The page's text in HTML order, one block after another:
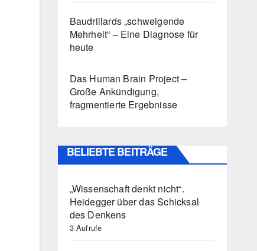
Baudrillards „schweigende
Mehrheit“ – Eine Diagnose für
heute
Das Human Brain Project –
Große Ankündigung,
fragmentierte Ergebnisse
BELIEBTE BEITRÄGE
„Wissenschaft denkt nicht“.
Heidegger über das Schicksal
des Denkens
3 Aufrufe